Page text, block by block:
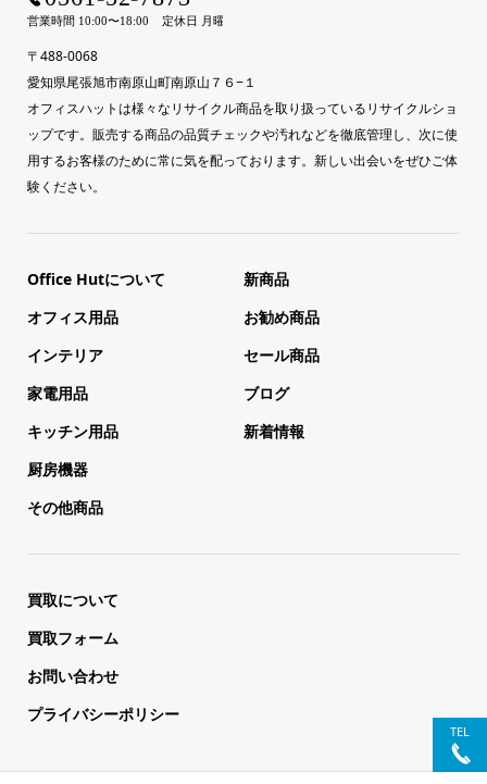
〒488-0068
愛知県尾張旭市南原山町南原山７６−１
オフィスハットは様々なリサイクル商品を取り扱っているリサイクルショ
ップです。販売する商品の品質チェックや汚れなどを徹底管理し、次に使
用するお客様のために常に気を配っております。新しい出会いをぜひご体
験ください。
Office Hutについて
オフィス用品
インテリア
家電用品
キッチン用品
厨房機器
その他商品
新商品
お勧め商品
セール商品
ブログ
新着情報
買取について
買取フォーム
お問い合わせ
プライバシーポリシー
TEL